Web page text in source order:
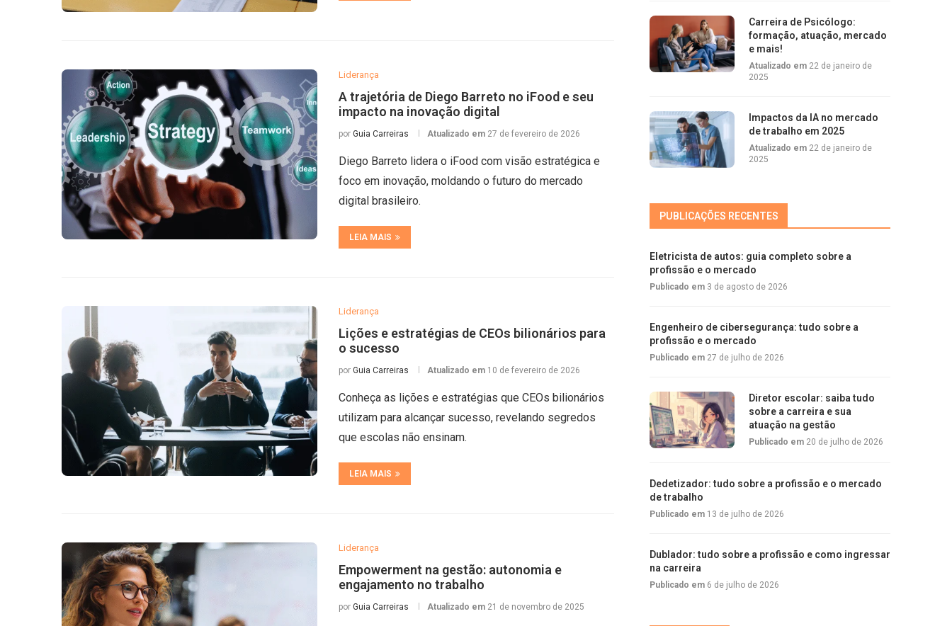
Liderança
A trajetória de Diego Barreto no iFood e seu
impacto na inovação digital
por Guia Carreiras Atualizado em 27 de fevereiro de 2026
Diego Barreto lidera o iFood com visão estratégica e
foco em inovação, moldando o futuro do mercado
digital brasileiro.
LEIA MAIS
Liderança
Lições e estratégias de CEOs bilionários para
o sucesso
por Guia Carreiras Atualizado em 10 de fevereiro de 2026
Conheça as lições e estratégias que CEOs bilionários
utilizam para alcançar sucesso, revelando segredos
que escolas não ensinam.
LEIA MAIS
Liderança
Empowerment na gestão: autonomia e
engajamento no trabalho
por Guia Carreiras Atualizado em 21 de novembro de 2025
Carreira de Psicólogo:
formação, atuação, mercado
e mais!
Atualizado em 22 de janeiro de
2025
Impactos da IA no mercado
de trabalho em 2025
Atualizado em 22 de janeiro de
2025
PUBLICAÇÕES RECENTES
Eletricista de autos: guia completo sobre a
profissão e o mercado
Publicado em 3 de agosto de 2026
Engenheiro de cibersegurança: tudo sobre a
profissão e o mercado
Publicado em 27 de julho de 2026
Diretor escolar: saiba tudo
sobre a carreira e sua
atuação na gestão
Publicado em 20 de julho de 2026
Dedetizador: tudo sobre a profissão e o mercado
de trabalho
Publicado em 13 de julho de 2026
Dublador: tudo sobre a profissão e como ingressar
na carreira
Publicado em 6 de julho de 2026